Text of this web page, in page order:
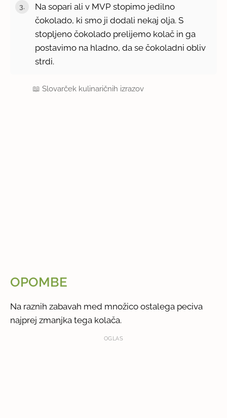
Na sopari ali v MVP stopimo jedilno
čokolado, ki smo ji dodali nekaj olja. S
stopljeno čokolado prelijemo kolač in ga
postavimo na hladno, da se čokoladni obliv
strdi.
📖Slovarček kulinaričnih izrazov
OPOMBE
Na raznih zabavah med množico ostalega peciva
najprej zmanjka tega kolača.
OGLAS